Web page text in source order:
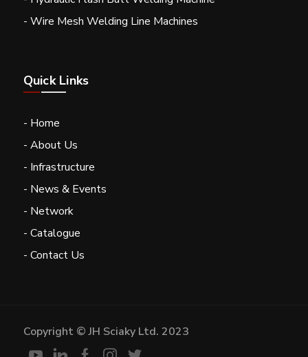
- Wire Mesh Welding Line Machines
Quick Links
- Home
- About Us
- Infrastructure
- News & Events
- Network
- Catalogue
- Contact Us
Copyright © JH Sciaky Ltd. 2023